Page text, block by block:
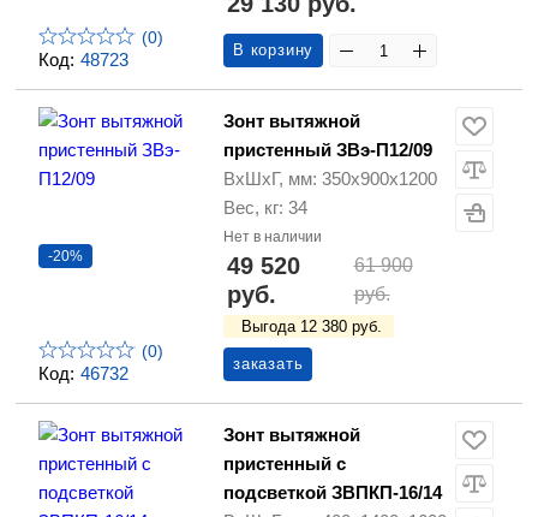
Код: 48723
(0)
В корзину
Код: 46732
-20%
(0)
Зонт вытяжной
пристенный ЗВэ-П12/09
ВхШхГ, мм: 350х900х1200
Вес, кг: 34
Нет в наличии
49 520
руб.
61 900
руб.
Выгода 12 380 руб.
заказать
Зонт вытяжной
пристенный с
подсветкой ЗВПКП-16/14